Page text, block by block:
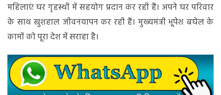
महिलाएं घर गृहस्थी में सहयोग प्रदान कर रही हैं। अपने घर परिवार
के साथ खुशहाल जीवनयापन कर रही हैं। मुख्यमंत्री भूपेश बघेल के
कामों को पूरा देश में सराहा है।